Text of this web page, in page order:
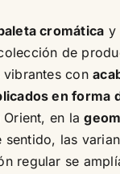
cromática y
de
vibrantes con
en forma
Orient, en la
las
regular se